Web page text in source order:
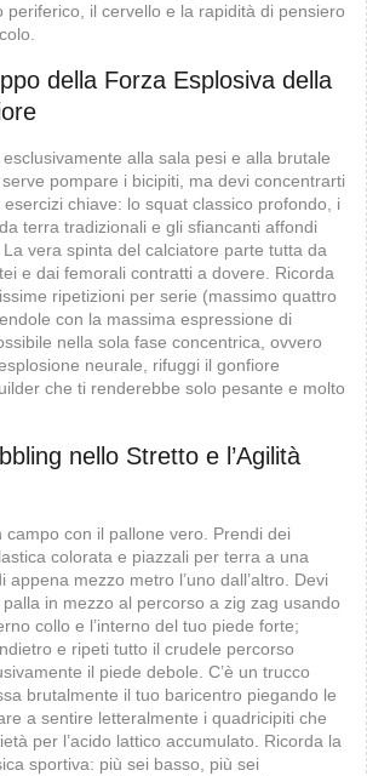
periferico, il cervello e la rapidità di pensiero
della Forza Esplosiva della
alla sala pesi e alla brutale
pompare i bicipiti, ma devi concentrarti
chiave: lo squat classico profondo, i
terra tradizionali e gli sfiancanti affondi
vera spinta del calciatore parte tutta da
e dai femorali contratti a dovere. Ricorda
ripetizioni per serie (massimo quattro
con la massima espressione di
nella sola fase concentrica, ovvero
neurale, rifuggi il gonfiore
che ti renderebbe solo pesante e molto
nello Stretto e l’Agilità
con il pallone vero. Prendi dei
colorata e piazzali per terra a una
appena mezzo metro l’uno dall’altro. Devi
in mezzo al percorso a zig zag usando
collo e l’interno del tuo piede forte;
e ripeti tutto il crudele percorso
il piede debole. C’è un trucco
brutalmente il tuo baricentro piegando le
a sentire letteralmente i quadricipiti che
per l’acido lattico accumulato. Ricorda la
sportiva: più sei basso, più sei